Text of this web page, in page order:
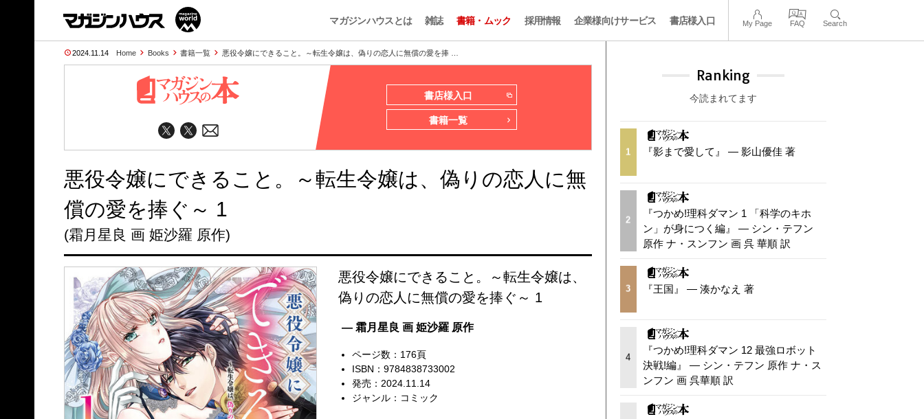
マガジンハウスとは 雑誌 書籍・ムック 採用情報 企業様向けサービス 書店様入口 My Page FAQ Search
2024.11.14 Home Books 書籍一覧 悪役令嬢にできること。～転生令嬢は、偽りの恋人に無償の愛を捧 …
書店様入口
書籍一覧
悪役令嬢にできること。～転生令嬢は、偽りの恋人に無
償の愛を捧ぐ～ 1
(霜月星良 画 姫沙羅 原作)
悪役令嬢にできること。～転生令嬢は、
偽りの恋人に無償の愛を捧ぐ～ 1
— 霜月星良 画 姫沙羅 原作
ページ数：176頁
ISBN：9784838733002
発売：2024.11.14
ジャンル： コミック
Ranking
今読まれてます
1 『影まで愛して』 — 影山優佳 著
2
『つかめ!理科ダマン 1 「科学のキホ
ン」が身につく編』 — シン・テフン
原作 ナ・スンフン 画 呉 華順 訳
3 『王国』 — 湊かなえ 著
4
『つかめ!理科ダマン 12 最強ロボット
決戦!編』 — シン・テフン 原作 ナ・ス
ンフン 画 呉華順 訳